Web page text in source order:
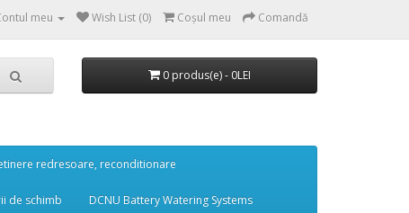
meu Wish List (0) Coşul meu Comandă
0 produs(e) - 0LEI
redresoare, reconditionare
de schimb DCNU Battery Watering Systems